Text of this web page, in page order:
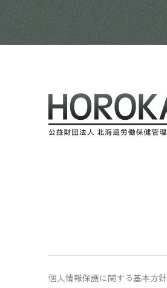
個人情報保護に関する基本方針